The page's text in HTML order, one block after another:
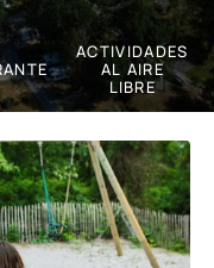
ACTIVIDADES
AL AIRE
LIBRE